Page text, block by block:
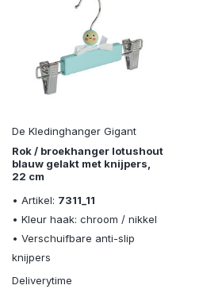
De Kledinghanger Gigant
Rok / broekhanger lotushout
blauw gelakt met knijpers,
22 cm
• Artikel: 7311_11
• Kleur haak: chroom / nikkel
• Verschuifbare anti-slip
knijpers
Deliverytime